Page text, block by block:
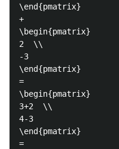
\end{pmatrix}
+
\begin{pmatrix}
2  \\
-3
\end{pmatrix}
=
\begin{pmatrix}
3+2  \\
4-3
\end{pmatrix}
=